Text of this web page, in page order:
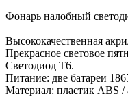
Фонарь налобный
Высококачественная
Прекрасное световое
Светодиод T6.
Питание: две батареи
Материал: пластик ABS